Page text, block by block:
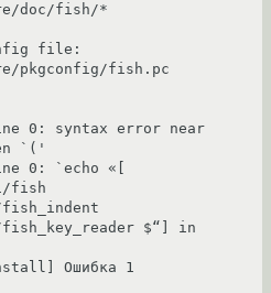
doc/fish/*
file:
pkgconfig/fish.pc
0: syntax error near
`('
0: `echo «[
fish
fish_indent
fish_key_reader $“] in
Ошибка 1